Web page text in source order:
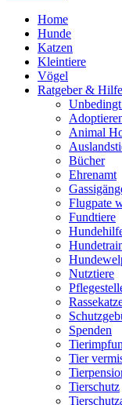
Home
Hunde
Katzen
Kleintiere
Vögel
Ratgeber & Hilfe
Animal
Bücher
Ehrenamt
Flugpate
Fundtiere
Nutztiere
Spenden
Tier
Tierschutz